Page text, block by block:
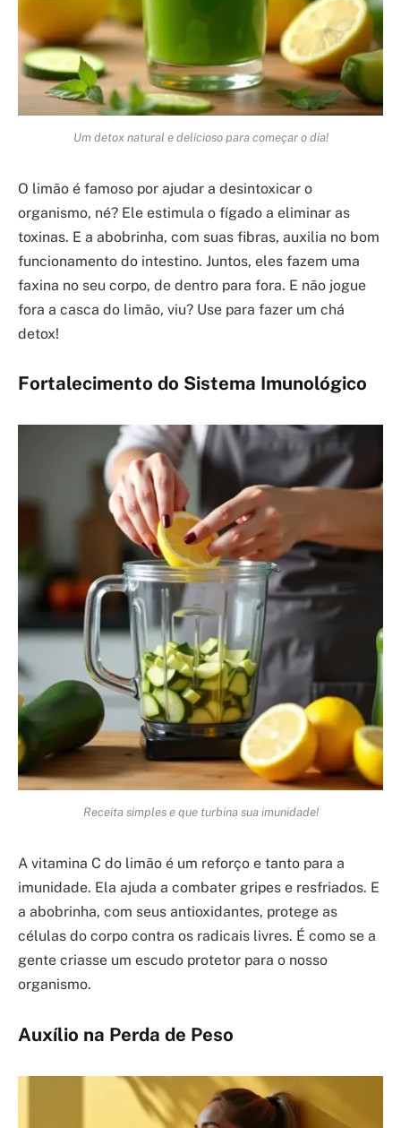
Um detox natural e delicioso para começar o dia!
O limão é famoso por ajudar a desintoxicar o
organismo, né? Ele estimula o fígado a eliminar as
toxinas. E a abobrinha, com suas fibras, auxilia no bom
funcionamento do intestino. Juntos, eles fazem uma
faxina no seu corpo, de dentro para fora. E não jogue
fora a casca do limão, viu? Use para fazer um chá
detox!
Fortalecimento do Sistema Imunológico
Receita simples e que turbina sua imunidade!
A vitamina C do limão é um reforço e tanto para a
imunidade. Ela ajuda a combater gripes e resfriados. E
a abobrinha, com seus antioxidantes, protege as
células do corpo contra os radicais livres. É como se a
gente criasse um escudo protetor para o nosso
organismo.
Auxílio na Perda de Peso